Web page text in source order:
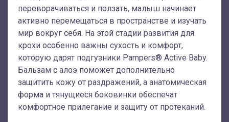
переворачиваться и ползать, малыш начинает
активно перемещаться в пространстве и изучать
мир вокруг себя. На этой стадии развития для
крохи особенно важны сухость и комфорт,
которую дарят подгузники Pampers® Active Baby.
Бальзам с алоэ поможет дополнительно
защитить кожу от раздражений, а анатомическая
форма и тянущиеся боковинки обеспечат
комфортное прилегание и защиту от протеканий.